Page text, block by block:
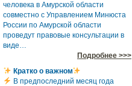
человека в Амурской области
совместно с Управлением Минюста
России по Амурской области
проведут правовые консультации в
виде…
Подробнее >>>
Кратко о важном
В предпоследний месяц года